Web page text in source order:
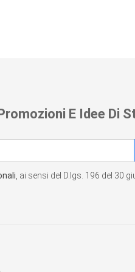
E Idee Di
, ai sensi del D.lgs. 196 del 30